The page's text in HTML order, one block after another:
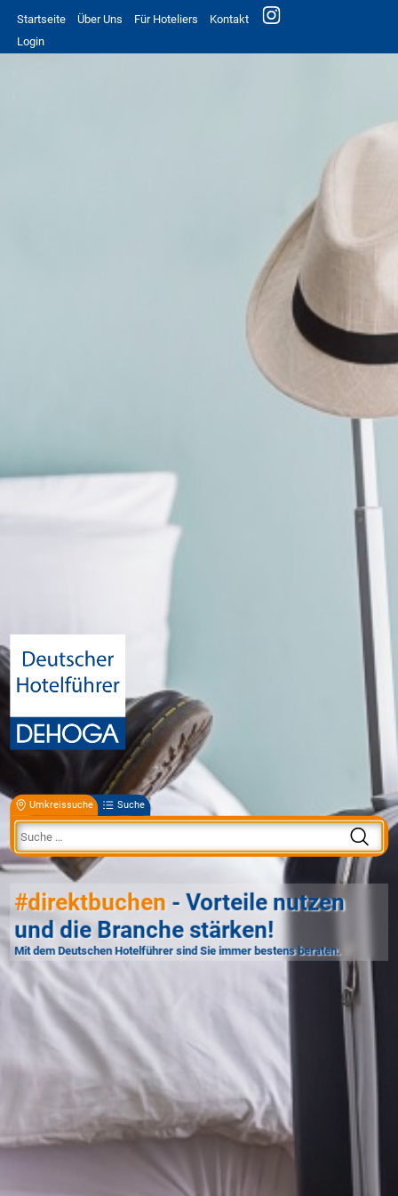
Startseite Über Uns Für Hoteliers
Kontakt
Login
Umkreissuche Suche
#direktbuchen - Vorteile nutzen
und die Branche stärken!
Mit dem Deutschen Hotelführer sind Sie immer bestens beraten.